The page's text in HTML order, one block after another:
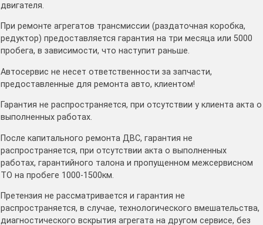
двигателя.
При ремонте агрегатов трансмиссии (раздаточная коробка,
редуктор) предоставляется гарантия на три месяца или 5000
пробега, в зависимости, что наступит раньше.
Автосервис не несет ответственности за запчасти,
предоставленные для ремонта авто, клиентом!
Гарантия не распространяется, при отсутствии у клиента акта о
выполненных работах.
После капитального ремонта ДВС, гарантия не
распространяется, при отсутствии акта о выполненных
работах, гарантийного талона и пропущенном межсервисном
ТО на пробеге 1000-1500км.
Претензия не рассматривается и гарантия не
распространяется, в случае, технологического вмешательства,
диагностического вскрытия агрегата на другом сервисе, без